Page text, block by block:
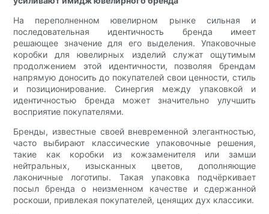
На переполненном ювелирном рынке сильная и
последовательная идентичность бренда имеет
решающее значение для его выделения. Упаковочные
коробки для ювелирных изделий служат ощутимым
продолжением этой идентичности, позволяя брендам
напрямую доносить до покупателей свои ценности, стиль
и позиционирование. Синергия между упаковкой и
идентичностью бренда может значительно улучшить
восприятие покупателями.
Бренды, известные своей вневременной элегантностью,
часто выбирают классические упаковочные решения,
такие как коробки из кожзаменителя или замши
нейтральных, изысканных цветов, дополняющие
лаконичные логотипы. Такая упаковка подчёркивает
посыл бренда о неизменном качестве и сдержанной
роскоши, привлекая покупателей, ценящих дух классики.